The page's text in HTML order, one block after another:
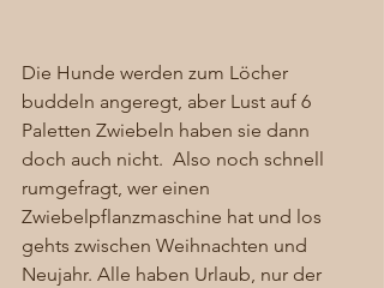
Die Hunde werden zum Löcher
buddeln angeregt, aber Lust auf 6
Paletten Zwiebeln haben sie dann
doch auch nicht.  Also noch schnell
rumgefragt, wer einen
Zwiebelpflanzmaschine hat und los
gehts zwischen Weihnachten und
Neujahr. Alle haben Urlaub, nur der